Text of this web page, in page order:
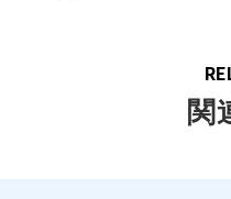
関